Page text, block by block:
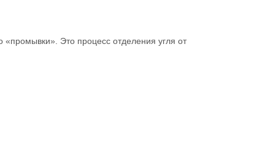
«промывки». Это процесс отделения угля от